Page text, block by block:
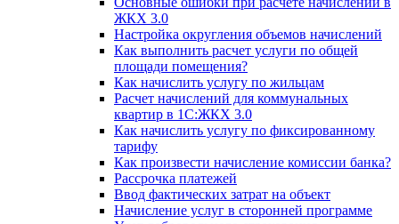
ЖКХ 3.0
Настройка округления объемов начислений
Как выполнить расчет услуги по общей
площади помещения?
Как начислить услугу по жильцам
Расчет начислений для коммунальных
квартир в 1С:ЖКХ 3.0
Как начислить услугу по фиксированному
тарифу
Как произвести начисление комиссии банка?
Рассрочка платежей
Ввод фактических затрат на объект
Начисление услуг в сторонней программе